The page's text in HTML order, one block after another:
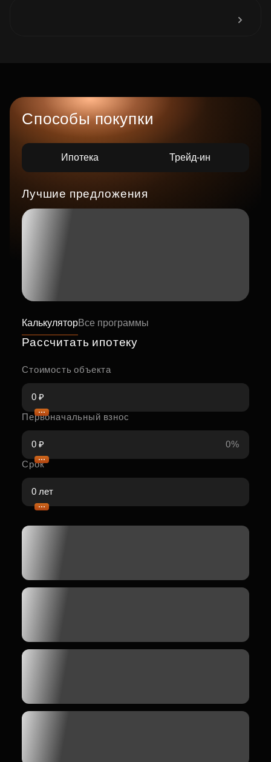
Способы покупки
Ипотека Трейд-ин
Лучшие предложения
КалькуляторВсе программы
Рассчитать ипотеку
Стоимость объекта
Первоначальный взнос
0%
Срок